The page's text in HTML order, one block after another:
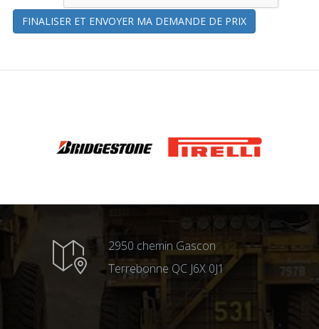
FINALISER ET ENVOYER MA DEMANDE DE PRIX
2950 chemin Gascon
Terrebonne QC J6X 0J1